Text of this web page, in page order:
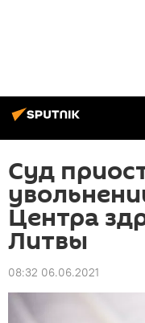
Суд
Центра
Литвы
08:32 06.06.2021